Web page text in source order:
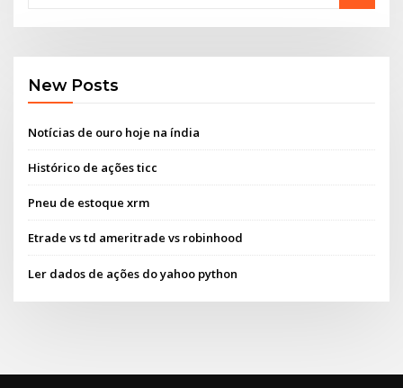
New Posts
Notícias de ouro hoje na índia
Histórico de ações ticc
Pneu de estoque xrm
Etrade vs td ameritrade vs robinhood
Ler dados de ações do yahoo python